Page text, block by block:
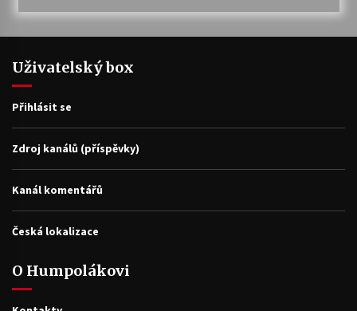
Uživatelský box
Přihlásit se
Zdroj kanálů (příspěvky)
Kanál komentářů
Česká lokalizace
O Humpolákovi